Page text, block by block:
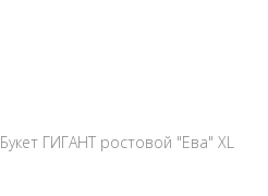
Букет ГИГАНТ ростовой "Ева" XL